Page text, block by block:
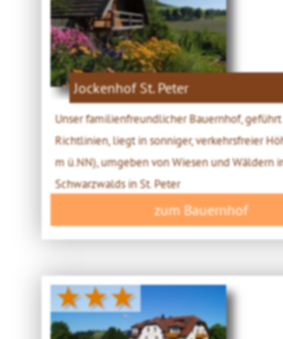
Jockenhof St. Peter
Unser familienfreundlicher Bauernhof,
Richtlinien, liegt in sonniger, verkehrsfreier
m ü.NN), umgeben von Wiesen und Wäldern
Schwarzwalds in St. Peter
zum Bauernhof
★★★